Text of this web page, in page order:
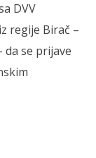
DVV
regije Birač –
da se prijave